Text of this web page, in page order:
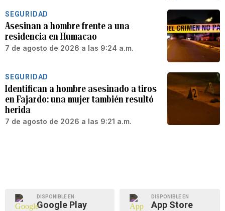
SEGURIDAD
Asesinan a hombre frente a una
residencia en Humacao
7 de agosto de 2026 a las 9:24 a.m.
SEGURIDAD
Identifican a hombre asesinado a tiros
en Fajardo: una mujer también resultó
herida
7 de agosto de 2026 a las 9:21 a.m.
DISPONIBLE EN
Google Play
DISPONIBLE EN
App Store